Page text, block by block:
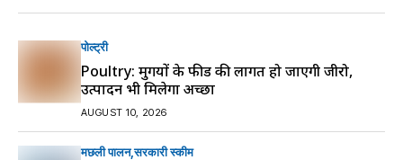
पोल्ट्री
Poultry: मुर्गियों के फीड की लागत हो जाएगी जीरो,
उत्पादन भी मिलेगा अच्छा
AUGUST 10, 2026
मछली पालन सरकारी स्की‍म